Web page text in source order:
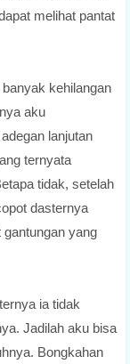
melihat pantat
kehilangan
aku
lanjutan
ternyata
tidak, setelah
dasternya
yang
ia tidak
Jadilah aku bisa
Bongkahan